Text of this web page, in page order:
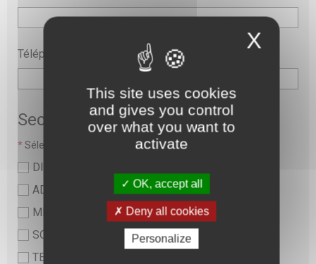
Téléphone
Secteur
* Sélectionner une valeur :
DIRECTION
ADMINISTRATIF
MEDICAL
SOINS ET PARAMEDICAL
TECHNIQUE ET LOGISTIQUE
X
This site uses cookies
and gives you control
over what you want to
activate
OK, accept all
Deny all cookies
Personalize